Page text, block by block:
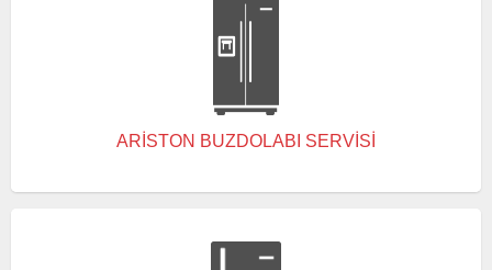
ARISTON BUZDOLABI SERVISI